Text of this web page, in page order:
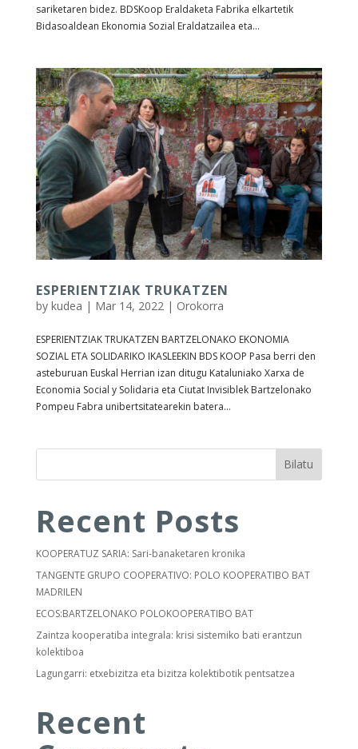
sariketaren bidez. BDSKoop Eraldaketa Fabrika elkartetik
Bidasoaldean Ekonomia Sozial Eraldatzailea eta...
ESPERIENTZIAK TRUKATZEN
by kudea | Mar 14, 2022 | Orokorra
ESPERIENTZIAK TRUKATZEN BARTZELONAKO EKONOMIA
SOZIAL ETA SOLIDARIKO IKASLEEKIN BDS KOOP Pasa berri den
asteburuan Euskal Herrian izan ditugu Kataluniako Xarxa de
Economia Social y Solidaria eta Ciutat Invisiblek Bartzelonako
Pompeu Fabra unibertsitatearekin batera...
Bilatu
Recent Posts
KOOPERATUZ SARIA: Sari-banaketaren kronika
TANGENTE GRUPO COOPERATIVO: POLO KOOPERATIBO BAT
MADRILEN
ECOS:BARTZELONAKO POLOKOOPERATIBO BAT
Zaintza kooperatiba integrala: krisi sistemiko bati erantzun
kolektiboa
Lagungarri: etxebizitza eta bizitza kolektibotik pentsatzea
Recent